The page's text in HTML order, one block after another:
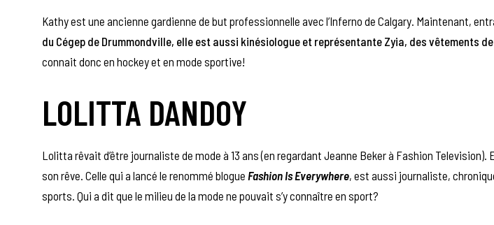
Kathy est une ancienne gardienne de but professionnelle avec l’Inferno de Calgary. Maintenant,
du Cégep de Drummondville, elle est aussi kinésiologue et représentante Zyia, des vêtements
connait donc en hockey et en mode sportive!
LOLITTA DANDOY
Lolitta rêvait d’être journaliste de mode à 13 ans (en regardant Jeanne Beker à Fashion Television).
son rêve. Celle qui a lancé le renommé blogue Fashion Is Everywhere, est aussi journaliste,
sports. Qui a dit que le milieu de la mode ne pouvait s’y connaître en sport?